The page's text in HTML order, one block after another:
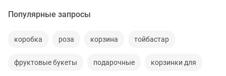
Популярные запросы
коробка роза корзина тойбастар
фруктовые букеты подарочные корзинки для